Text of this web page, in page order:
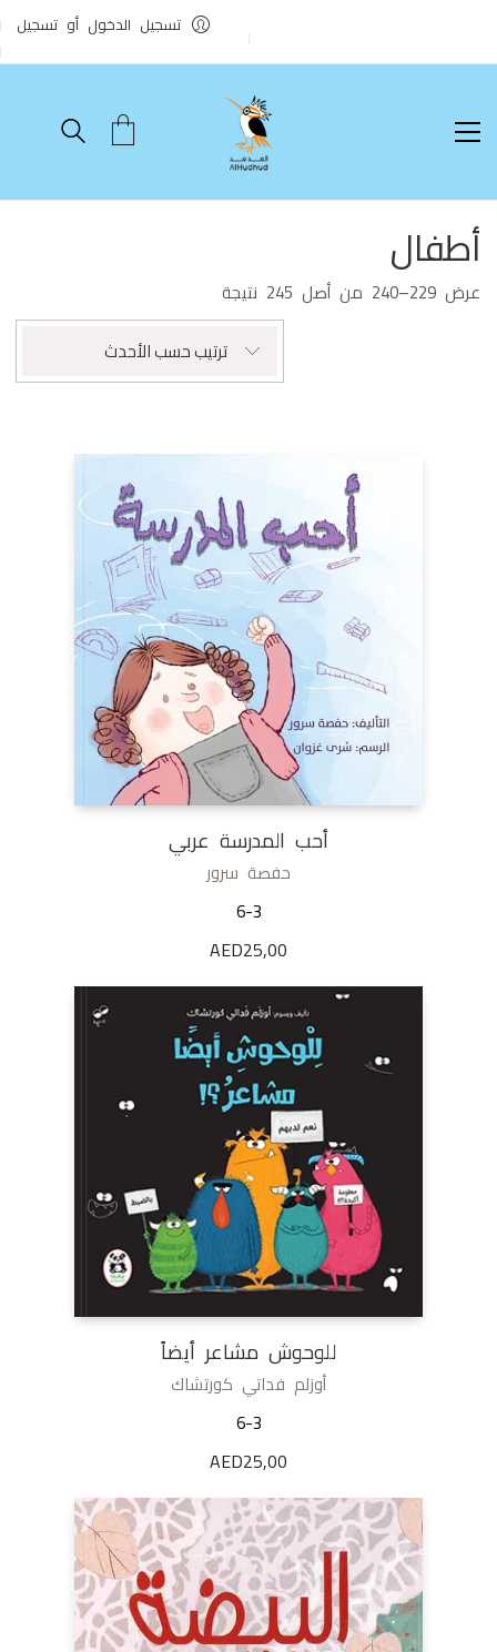
تسجيل الدخول أو تسجيل
أطفال
عرض 229–240 من أصل 245 نتيجة
تم
الفرز
حسب
الأحدث
ترتيب حسب الأحدث
أحب المدرسة عربي
حفصة سرور
6-3
AED25,00
للوحوش مشاعر أيضاً
أوزلم فداتي كورتشاك
6-3
AED25,00